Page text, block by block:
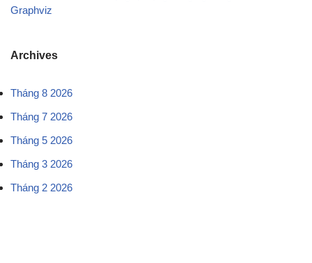
Graphviz
Archives
Tháng 8 2026
Tháng 7 2026
Tháng 5 2026
Tháng 3 2026
Tháng 2 2026